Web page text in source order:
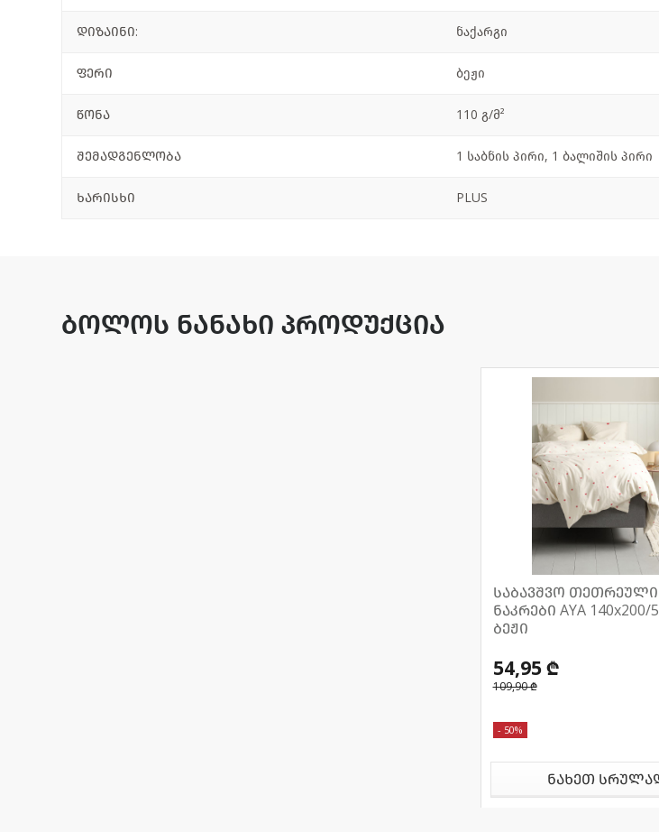
დიზაინი: ნაქარგი
ფერი ბეჟი
წონა 110 გ/მ²
შემადგენლობა 1 საბნის პირი, 1 ბალიშის პირი
ხარისხი PLUS
ბოლოს ნანახი პროდუქცია
საბავშვო
ნაკრები AYA 140x200/
ბეჟი
54,95 ₾
109,90 ₾
- 50%
ნახეთ